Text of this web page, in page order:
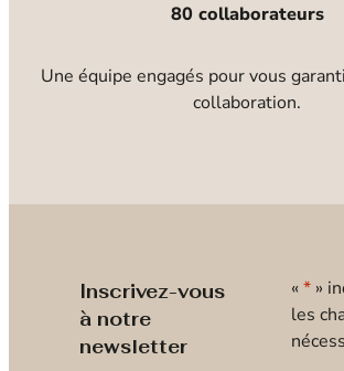
80 collaborateurs
Une équipe engagés pour vous
collaboration.
Inscrivez-vous
à notre
newsletter
« * »
les